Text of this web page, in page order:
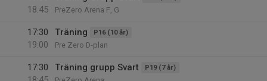
18:45
PreZero Arena F, G
17:30
19:00
Träning P16 (10 år)
Pre Zero D-plan
17:30
Träning grupp Svart P19 (7 år)